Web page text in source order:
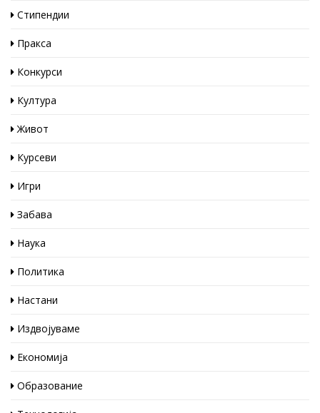
Стипендии
Пракса
Конкурси
Култура
Живот
Курсеви
Игри
Забава
Наука
Политика
Настани
Издвојуваме
Економија
Образование